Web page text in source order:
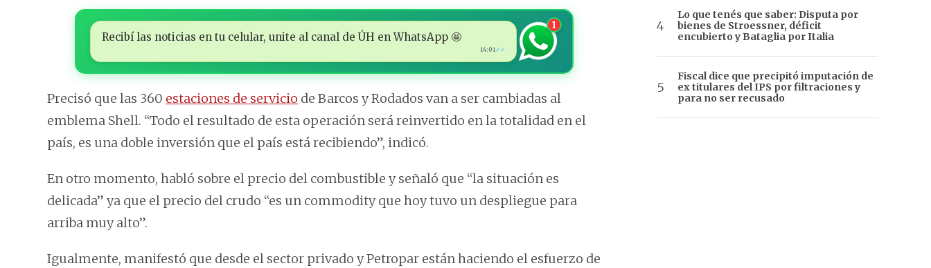
Recibí las noticias en tu celular, unite al canal de ÚH en WhatsApp 🤩
14:01✓✓
1
Precisó que las 360 estaciones de servicio de Barcos y Rodados van a ser cambiadas al
emblema Shell. “Todo el resultado de esta operación será reinvertido en la totalidad en el
país, es una doble inversión que el país está recibiendo”, indicó.
En otro momento, habló sobre el precio del combustible y señaló que “la situación es
delicada” ya que el precio del crudo “es un commodity que hoy tuvo un despliegue para
arriba muy alto”.
Igualmente, manifestó que desde el sector privado y Petropar están haciendo el esfuerzo de
Lo que tenés que saber: Disputa por
bienes de Stroessner, déficit
encubierto y Bataglia por Italia
Fiscal dice que precipitó imputación de
ex titulares del IPS por filtraciones y
para no ser recusado